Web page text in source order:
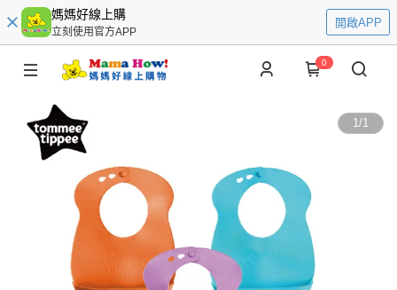
媽媽好線上購
立刻使用官方APP
開啟APP
0
1/1